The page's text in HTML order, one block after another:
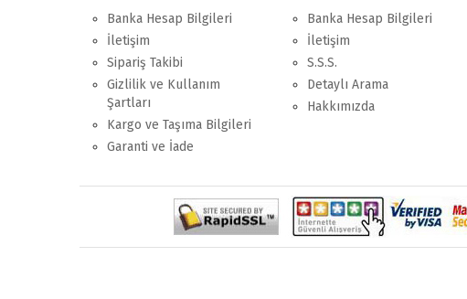
Banka Hesap Bilgileri
İletişim
Sipariş Takibi
Gizlilik ve Kullanım
Şartları
Kargo ve Taşıma Bilgileri
Garanti ve İade
Banka Hesap Bilgileri
İletişim
S.S.S.
Detaylı Arama
Hakkımızda